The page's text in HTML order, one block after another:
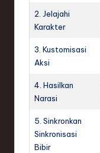
2. Jelajahi
Karakter
3. Kustomisasi
Aksi
4. Hasilkan
Narasi
5. Sinkronkan
Sinkronisasi
Bibir